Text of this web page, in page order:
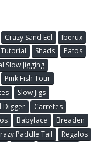
Crazy Sand Eel
Iberux
Tutorial Shads
Patos
Slow Jigging
Pink Fish Tour
Slow Jigs
Digger
Carretes
Babyface
Breaden
Paddle Tail
Regalos